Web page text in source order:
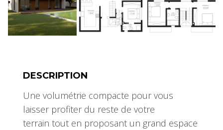
DESCRIPTION
Une volumétrie compacte pour vous
laisser profiter du reste de votre
terrain tout en proposant un grand espace